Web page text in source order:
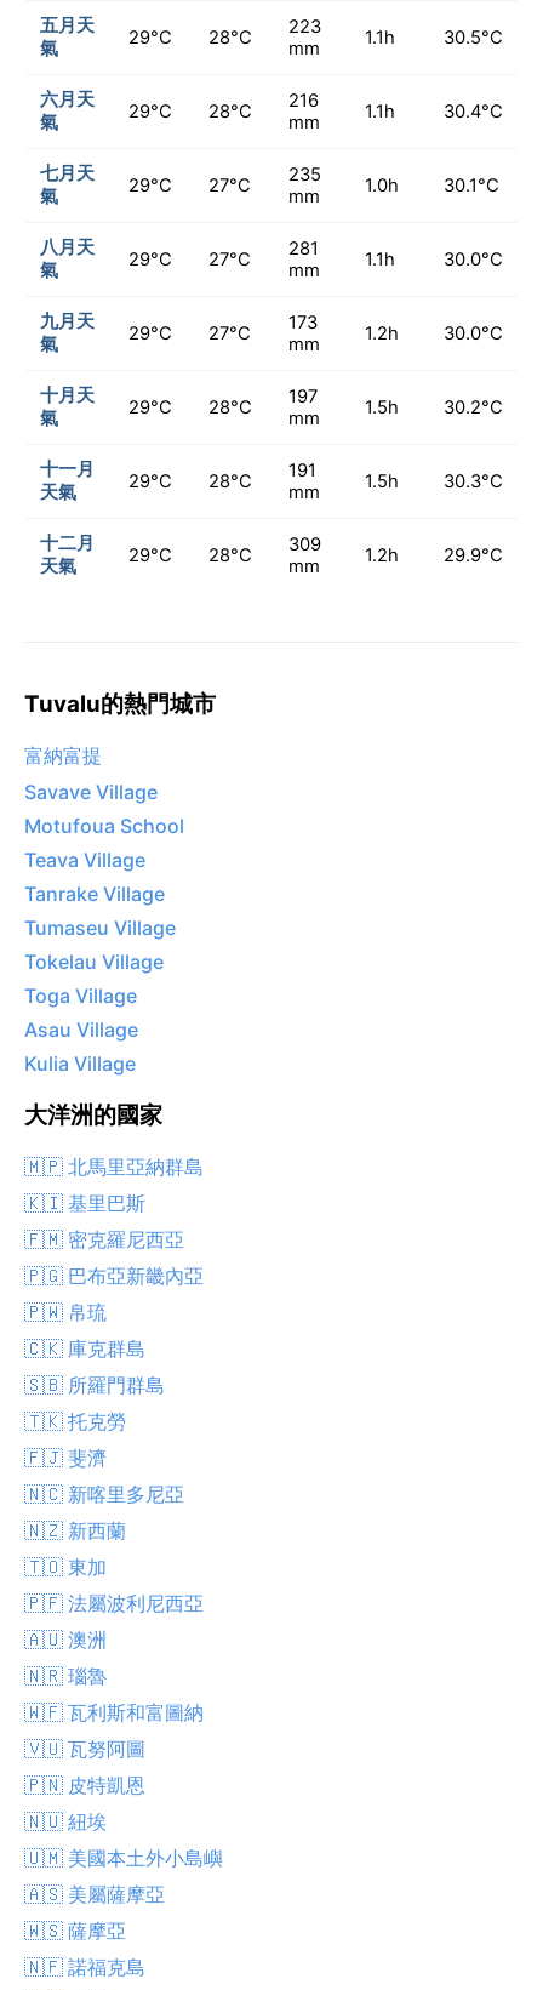
五月天
氣
29°C 28°C
223
mm
1.1h 30.5°C
六月天
氣
29°C 28°C
216
mm
1.1h 30.4°C
七月天
氣
29°C 27°C
235
mm
1.0h 30.1°C
八月天
氣
29°C 27°C
281
mm
1.1h 30.0°C
九月天
氣
29°C 27°C
173
mm
1.2h 30.0°C
十月天
氣
29°C 28°C
197
mm
1.5h 30.2°C
十一月
天氣
29°C 28°C
191
mm
1.5h 30.3°C
十二月
天氣
29°C 28°C
309
mm
1.2h 29.9°C
Tuvalu的熱門城市
富納富提
Savave Village
Motufoua School
Teava Village
Tanrake Village
Tumaseu Village
Tokelau Village
Toga Village
Asau Village
Kulia Village
大洋洲的國家
🇲🇵 北馬里亞納群島
🇰🇮 基里巴斯
🇫🇲 密克羅尼西亞
🇵🇬 巴布亞新畿內亞
🇵🇼 帛琉
🇨🇰 庫克群島
🇸🇧 所羅門群島
🇹🇰 托克勞
🇫🇯 斐濟
🇳🇨 新喀里多尼亞
🇳🇿 新西蘭
🇹🇴 東加
🇵🇫 法屬波利尼西亞
🇦🇺 澳洲
🇳🇷 瑙魯
🇼🇫 瓦利斯和富圖納
🇻🇺 瓦努阿圖
🇵🇳 皮特凱恩
🇳🇺 紐埃
🇺🇲 美國本土外小島嶼
🇦🇸 美屬薩摩亞
🇼🇸 薩摩亞
🇳🇫 諾福克島